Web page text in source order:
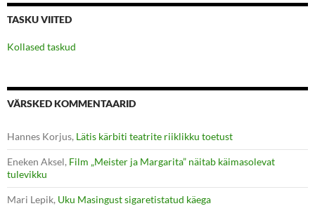
TASKU VIITED
Kollased taskud
VÄRSKED KOMMENTAARID
Hannes Korjus, Lätis kärbiti teatrite riiklikku toetust
Eneken Aksel, Film „Meister ja Margarita” näitab käimasolevat
tulevikku
Mari Lepik, Uku Masingust sigaretistatud käega